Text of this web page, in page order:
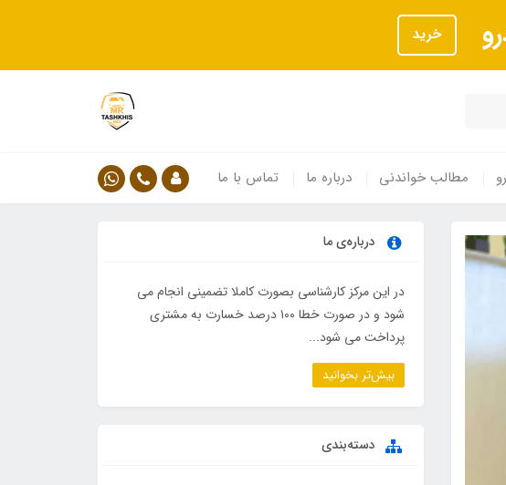
خرید
مطالب خواندنی درباره ما تماس با ما
درباره‌ی ما
در این مرکز کارشناسی بصورت کاملا تضمینی انجام می
شود و در صورت خطا ۱۰۰ درصد خسارت به مشتری
پرداخت می شود...
بیش‌تر بخوانید
دسته‌بندی